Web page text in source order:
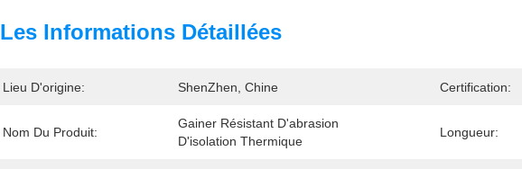
Les Informations Détaillées
Lieu D'origine: ShenZhen, Chine Certification:
Nom Du Produit:
Gainer Résistant D'abrasion
D'isolation Thermique
Longueur: